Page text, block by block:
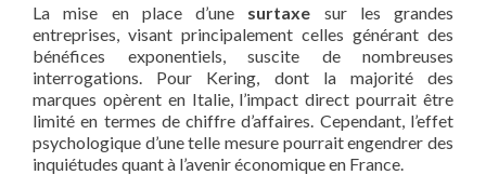
La mise en place d’une surtaxe sur les grandes
entreprises, visant principalement celles générant des
bénéfices exponentiels, suscite de nombreuses
interrogations. Pour Kering, dont la majorité des
marques opèrent en Italie, l’impact direct pourrait être
limité en termes de chiffre d’affaires. Cependant, l’effet
psychologique d’une telle mesure pourrait engendrer des
inquiétudes quant à l’avenir économique en France.